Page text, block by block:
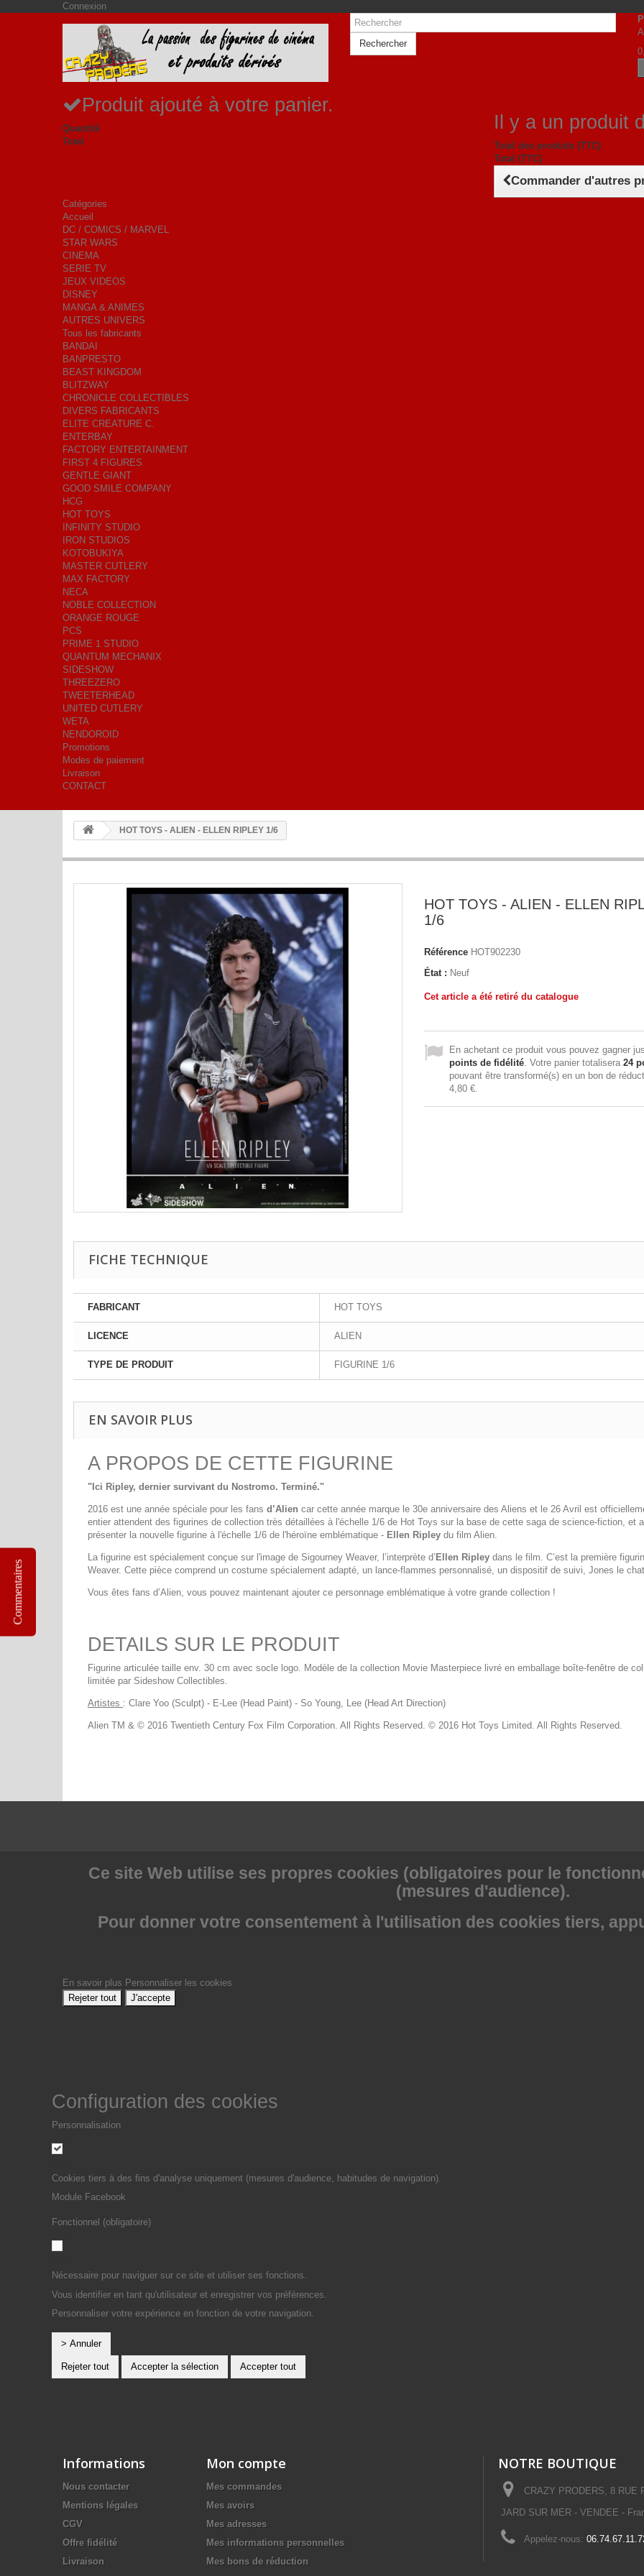
Connexion
Rechercher
Produit ajouté à votre panier.
Quantité
Total
Il y a un produit
Total des produits (TTC)
Total (TTC)
Commander d'autres
Catégories
Accueil
DC / COMICS / MARVEL
STAR WARS
CINEMA
SERIE TV
JEUX VIDEOS
DISNEY
MANGA & ANIMES
AUTRES UNIVERS
Tous les fabricants
BANDAI
BANPRESTO
BEAST KINGDOM
BLITZWAY
CHRONICLE COLLECTIBLES
DIVERS FABRICANTS
ELITE CREATURE C.
ENTERBAY
FACTORY ENTERTAINMENT
FIRST 4 FIGURES
GENTLE GIANT
GOOD SMILE COMPANY
HCG
HOT TOYS
INFINITY STUDIO
IRON STUDIOS
KOTOBUKIYA
MASTER CUTLERY
MAX FACTORY
NECA
NOBLE COLLECTION
ORANGE ROUGE
PCS
PRIME 1 STUDIO
QUANTUM MECHANIX
SIDESHOW
THREEZERO
TWEETERHEAD
UNITED CUTLERY
WETA
NENDOROID
Promotions
Modes de paiement
Livraison
CONTACT
HOT TOYS - ALIEN - ELLEN RIPLEY 1/6
HOT TOYS - ALIEN - ELLEN
1/6
Référence HOT902230
État : Neuf
Cet article a été retiré du catalogue
En achetant ce produit vous pouvez gagner
points de fidélité. Votre panier totalisera 24
pouvant être transformé(s) en un bon de
4,80 €.
FICHE TECHNIQUE
FABRICANT HOT TOYS
LICENCE ALIEN
TYPE DE PRODUIT FIGURINE 1/6
EN SAVOIR PLUS
A PROPOS DE CETTE FIGURINE
"Ici Ripley, dernier survivant du Nostromo. Terminé."
2016 est une année spéciale pour les fans d’Alien car cette année marque le 30e anniversaire des Aliens et le 26 Avril est
entier attendent des figurines de collection très détaillées à l'échelle 1/6 de Hot Toys sur la base de cette saga de science-fiction, et
présenter la nouvelle figurine à l'échelle 1/6 de l'héroïne emblématique - Ellen Ripley du film Alien.
La figurine est spécialement conçue sur l'image de Sigourney Weaver, l’interprète d’Ellen Ripley dans le film. C’est la première
Weaver. Cette pièce comprend un costume spécialement adapté, un lance-flammes personnalisé, un dispositif de suivi, Jones le
Vous êtes fans d’Alien, vous pouvez maintenant ajouter ce personnage emblématique à votre grande collection !
DETAILS SUR LE PRODUIT
Figurine articulée taille env. 30 cm avec socle logo. Modèle de la collection Movie Masterpiece livré en emballage boîte-fenêtre de
limitée par Sideshow Collectibles.
Artistes : Clare Yoo (Sculpt) - E-Lee (Head Paint) - So Young, Lee (Head Art Direction)
Alien TM & © 2016 Twentieth Century Fox Film Corporation. All Rights Reserved. © 2016 Hot Toys Limited. All Rights Reserved.
Ce site Web utilise ses propres cookies (obligatoires pour le
(mesures d'audience).
Pour donner votre consentement à l'utilisation des cookies tiers,
En savoir plus Personnaliser les cookies
Rejeter tout
J'accepte
Configuration des cookies
Personnalisation
Cookies tiers à des fins d'analyse uniquement (mesures d'audience, habitudes de navigation).
Module Facebook
Fonctionnel (obligatoire)
Nécessaire pour naviguer sur ce site et utiliser ses fonctions.
Vous identifier en tant qu'utilisateur et enregistrer vos préférences.
Personnaliser votre expérience en fonction de votre navigation.
> Annuler
Rejeter tout Accepter la sélection Accepter tout
Informations
Nous contacter
Mentions légales
CGV
Offre fidélité
Livraison
Mon compte
Mes commandes
Mes avoirs
Mes adresses
Mes informations personnelles
Mes bons de réduction
NOTRE BOUTIQUE
CRAZY PRODERS, 8 RUE
JARD SUR MER - VENDEE -
Appelez-nous:
Commentaires